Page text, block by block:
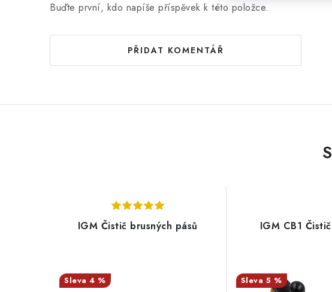
Buďte první, kdo napíše příspěvek k této položce.
PŘIDAT KOMENTÁŘ
IGM Čistič brusných pásů
4 %
IGM CB1
5 %